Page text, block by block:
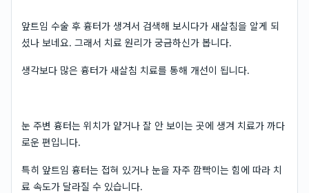
앞트임 수술 후 흉터가 생겨서 검색해 보시다가 새살침을 알게 되
셨나 보네요. 그래서 치료 원리가 궁금하신가 봅니다.
생각보다 많은 흉터가 새살침 치료를 통해 개선이 됩니다.
눈 주변 흉터는 위치가 얕거나 잘 안 보이는 곳에 생겨 치료가 까다
로운 편입니다.
특히 앞트임 흉터는 접혀 있거나 눈을 자주 깜빡이는 힘에 따라 치
료 속도가 달라질 수 있습니다.